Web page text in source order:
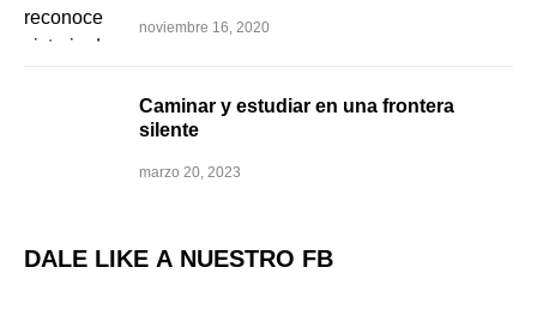
noviembre 16, 2020
Caminar y estudiar en una frontera
silente
marzo 20, 2023
DALE LIKE A NUESTRO FB